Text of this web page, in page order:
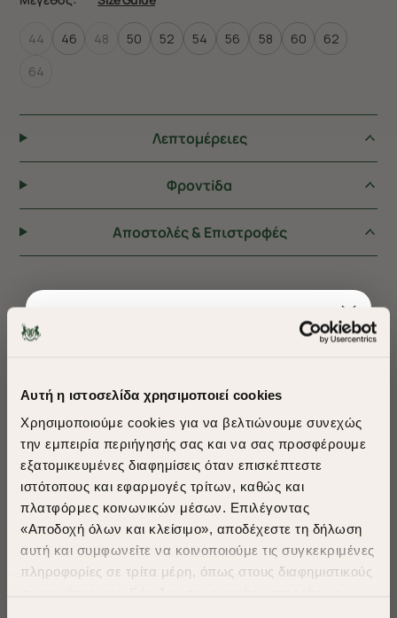
Αυτή η ιστοσελίδα χρησιμοποιεί cookies
Χρησιμοποιούμε cookies για να βελτιώνουμε συνεχώς
την εμπειρία περιήγησής σας και να σας προσφέρουμε
εξατομικευμένες διαφημίσεις όταν επισκέπτεστε
ιστότοπους και εφαρμογές τρίτων, καθώς και
πλατφόρμες κοινωνικών μέσων. Επιλέγοντας
«Αποδοχή όλων και κλείσιμο», αποδέχεστε τη δήλωση
αυτή και συμφωνείτε να κοινοποιούμε τις συγκεκριμένες
πληροφορίες σε τρίτα μέρη, όπως στους διαφημιστικούς
44 46 48 50 52 54 56 58 60
62
64
Λεπτομέρειες
Φροντiδα
Αποστολές & Επιστροφές
ΠΡΟΤΕΙΝΟΥΜΕ ΓΙΑ ΕΣΑΣ
​
A Season of Style
SUMMER SALE